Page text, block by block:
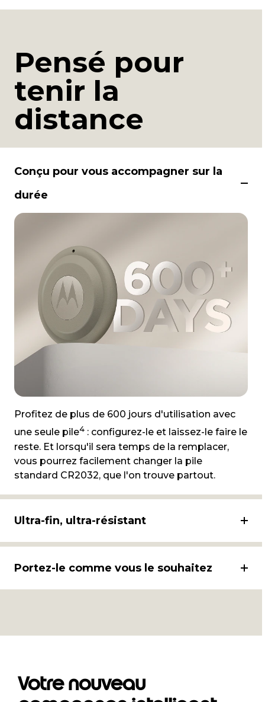
Pensé pour
tenir la
distance
Conçu pour vous accompagner sur la
durée
Profitez de plus de 600 jours d'utilisation avec
une seule pile4 : configurez-le et laissez-le faire le
reste. Et lorsqu'il sera temps de la remplacer,
vous pourrez facilement changer la pile
standard CR2032, que l'on trouve partout.
Ultra-fin, ultra-résistant
Portez-le comme vous le souhaitez
Votre nouveau